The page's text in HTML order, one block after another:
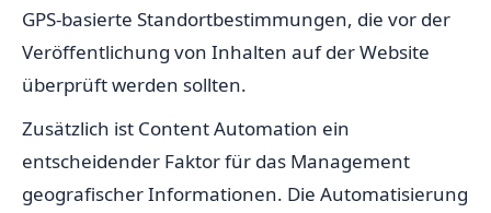
GPS-basierte Standortbestimmungen, die vor der
Veröffentlichung von Inhalten auf der Website
überprüft werden sollten.
Zusätzlich ist Content Automation ein
entscheidender Faktor für das Management
geografischer Informationen. Die Automatisierung